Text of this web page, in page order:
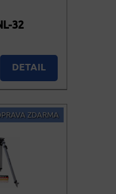
32
DETAIL
KOUPIT
ZDARMA